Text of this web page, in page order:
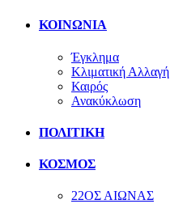
ΚΟΙΝΩΝΙΑ
Έγκλημα
Κλιματική Αλλαγή
Καιρός
Ανακύκλωση
ΠΟΛΙΤΙΚΗ
ΚΟΣΜΟΣ
22ΟΣ ΑΙΩΝΑΣ